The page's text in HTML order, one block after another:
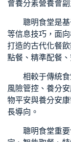
會養分素營養會
聰明食堂是
等信息技巧，面
打造的古代化餐
點餐、精準配餐
相較于傳統
風險管控、養分
物平安與養分安
長導向。
聰明食堂重